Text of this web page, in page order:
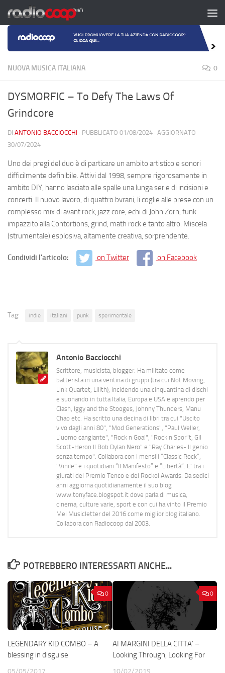
Salta al contenuto
NUOVA MUSICA ITALIANA 0
DYSMORFIC – To Defy The Laws Of
Grindcore
DI ANTONIO BACCIOCCHI · PUBBLICATO 01/08/2024 · AGGIORNATO
30/07/2024
Uno dei pregi del duo è di particare un ambito artistico e sonori
difficilmente definibile. Attivi dal 1998, sempre rigorosamente in
ambito DIY, hanno lasciato alle spalle una lunga serie di incisioni e
concerti. Il nuovo lavoro, di quattro bvrani, li coglie alle prese con un
complesso mix di avant rock, jazz core, echi di John Zorn, funk
impazzito alla Contortions, grind, math rock e tanto altro. Miscela
(strumentale) esplosiva, altamente creativa, sorprendente.
Condividi l'articolo: on Twitter on Facebook
Tag: indie italiani punk sperimentale
Antonio Bacciocchi
Scrittore, musicista, blogger. Ha militato come
batterista in una ventina di gruppi (tra cui Not Moving,
Link Quartet, Lilith), incidendo una cinquantina di dischi
e suonando in tutta Italia, Europa e USA e aprendo per
Clash, Iggy and the Stooges, Johnny Thunders, Manu
Chao etc. Ha scritto una decina di libri tra cui "Uscito
vivo dagli anni 80", "Mod Generations", "Paul Weller,
L’uomo cangiante", "Rock n Goal", "Rock n Spor"t, Gil
Scott-Heron Il Bob Dylan Nero" e "Ray Charles- Il genio
senza tempo". Collabora con i mensili “Classic Rock”,
"Vinile" e i quotidiani “Il Manifesto” e “Libertà”. E' tra i
giurati del Premio Tenco e del Rockol Awards. Da sedici
anni aggiorna quotidianamente il suo blog
www.tonyface.blogspot.it dove parla di musica,
cinema, culture varie, sport e con cui ha vinto il Premio
Mei Musicletter del 2016 come miglior blog italiano.
Collabora con Radiocoop dal 2003.
POTREBBERO INTERESSARTI ANCHE...
0
LEGENDARY KID COMBO – A
blessing in disguise
05/05/2017
0
AI MARGINI DELLA CITTA’ –
Looking Through, Looking For
10/02/2019